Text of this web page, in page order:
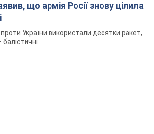
що армія Росії знову цілила
України використали десятки ракет,
балістичні